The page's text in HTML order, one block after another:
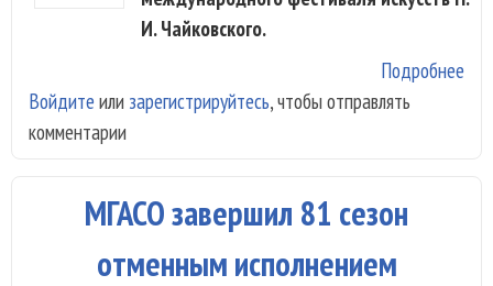
И. Чайковского.
Подробнее
Войдите или зарегистрируйтесь, чтобы отправлять
комментарии
МГАСО завершил 81 сезон
отменным исполнением